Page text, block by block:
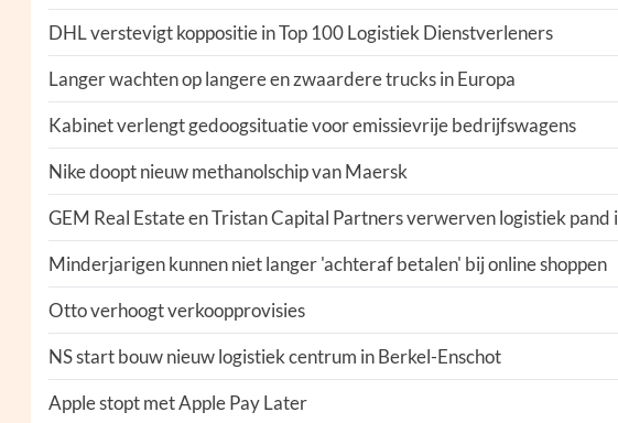
DHL verstevigt koppositie in Top 100 Logistiek Dienstverleners
Langer wachten op langere en zwaardere trucks in Europa
Kabinet verlengt gedoogsituatie voor emissievrije bedrijfswagens
Nike doopt nieuw methanolschip van Maersk
GEM Real Estate en Tristan Capital Partners verwerven logistiek
Minderjarigen kunnen niet langer 'achteraf betalen' bij online shoppen
Otto verhoogt verkoopprovisies
NS start bouw nieuw logistiek centrum in Berkel-Enschot
Apple stopt met Apple Pay Later